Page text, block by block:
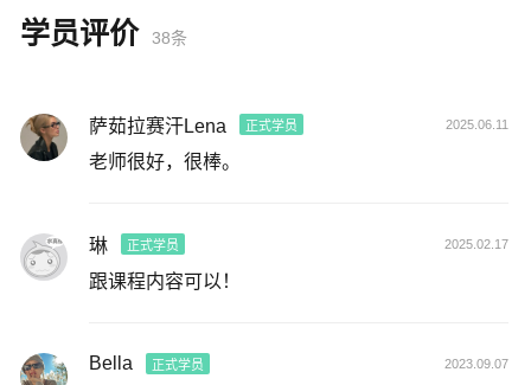
学员评价 38条
萨茹拉赛汗Lena 正式学员 2025.06.11
老师很好，很棒。
琳 正式学员 2025.02.17
跟课程内容可以！
Bella 正式学员 2023.09.07